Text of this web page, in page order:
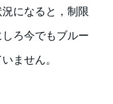
になると，制限
ろ今でもブルー
ません。